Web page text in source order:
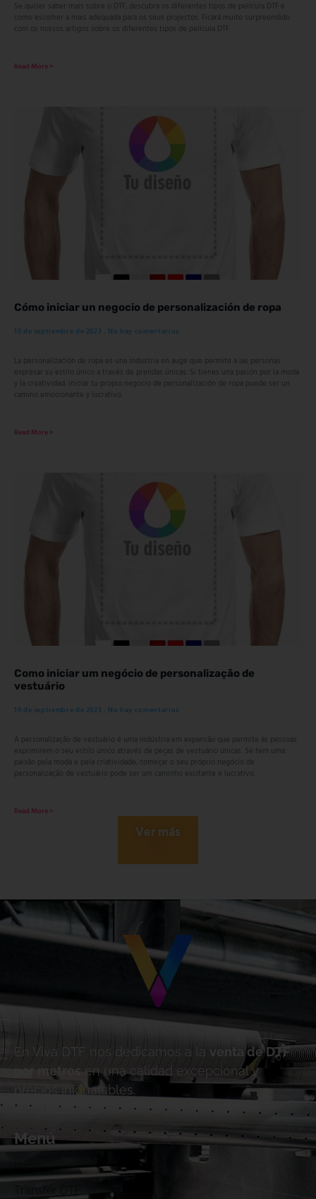
Se quiser saber mais sobre o DTF, descubra os diferentes tipos de película DTF e
como escolher a mais adequada para os seus projectos. Ficará muito surpreendido
com os nossos artigos sobre os diferentes tipos de película DTF.
Read More >
Cómo iniciar un negocio de personalización de ropa
10 de septiembre de 2023 No hay comentarios
La personalización de ropa es una industria en auge que permite a las personas
expresar su estilo único a través de prendas únicas. Si tienes una pasión por la moda
y la creatividad, iniciar tu propio negocio de personalización de ropa puede ser un
camino emocionante y lucrativo.
Read More >
Como iniciar um negócio de personalização de
vestuário
10 de septiembre de 2023 No hay comentarios
A personalização de vestuário é uma indústria em expansão que permite às pessoas
exprimirem o seu estilo único através de peças de vestuário únicas. Se tem uma
paixão pela moda e pela criatividade, começar o seu próprio negócio de
personalização de vestuário pode ser um caminho excitante e lucrativo.
Read More >
Ver más
En Viva DTF nos dedicamos a la
venta de DTF
por metros
en una calidad excepcional y
precios inigualables.
Menú